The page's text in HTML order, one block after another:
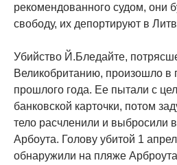
рекомендованного судом, они
свободу, их депортируют в
Убийство Й.Бледайте,
Великобританию, произошло в
прошлого года. Ее пытали с
банковской карточки, потом
тело расчленили и выбросили
Арбоута. Голову убитой 1
обнаружили на пляже